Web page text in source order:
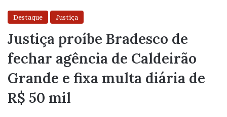
Destaque Justiça
Justiça proíbe Bradesco de
fechar agência de Caldeirão
Grande e fixa multa diária de
R$ 50 mil